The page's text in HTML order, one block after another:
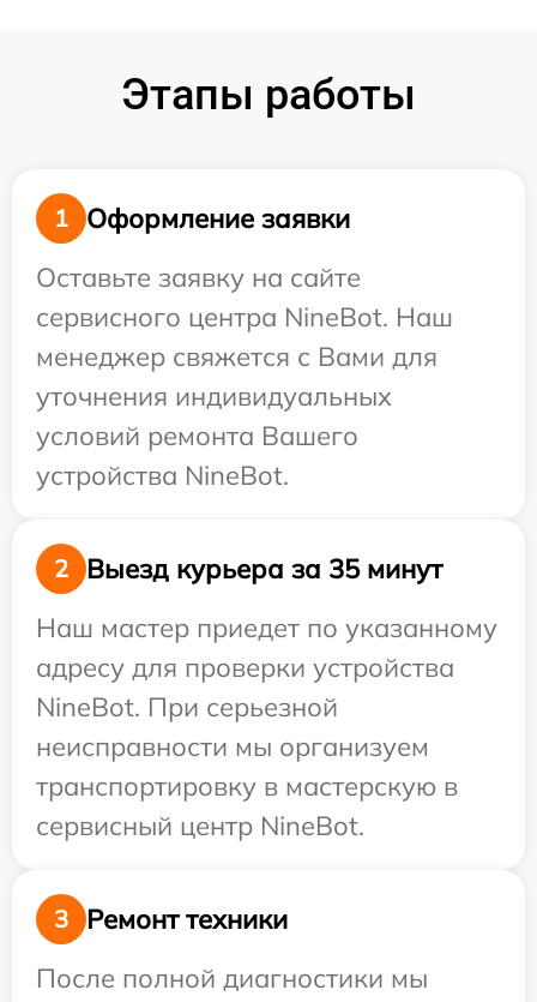
Этапы работы
1
Оформление заявки
Оставьте заявку на сайте
сервисного центра NineBot. Наш
менеджер свяжется с Вами для
уточнения индивидуальных
условий ремонта Вашего
устройства NineBot.
2
Выезд курьера за 35 минут
Наш мастер приедет по указанному
адресу для проверки устройства
NineBot. При серьезной
неисправности мы организуем
транспортировку в мастерскую в
сервисный центр NineBot.
3
Ремонт техники
После полной диагностики мы